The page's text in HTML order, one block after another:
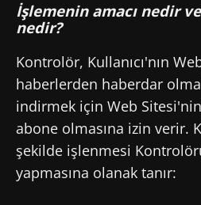
İşlemenin amacı nedir
nedir?
Kontrolör, Kullanıcı'nın
haberlerden haberdar
indirmek için Web
abone olmasına izin verir.
şekilde işlenmesi
yapmasına olanak tanır: